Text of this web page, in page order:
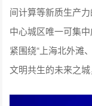
间计算等新质生产
中心城区唯一可集
紧围绕“上海北外滩
文明共生的未来之